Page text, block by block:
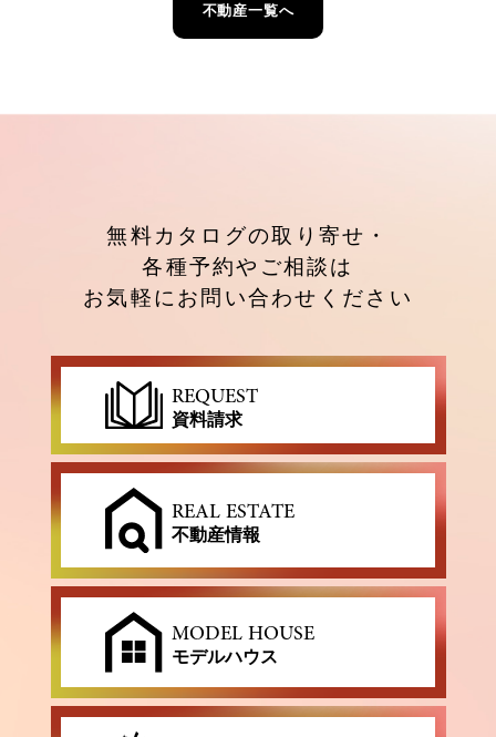
不動産一覧へ
無料カタログの取り寄せ・
各種予約やご相談は
お気軽にお問い合わせください
REQUEST
資料請求
REAL ESTATE
不動産情報
MODEL HOUSE
モデルハウス